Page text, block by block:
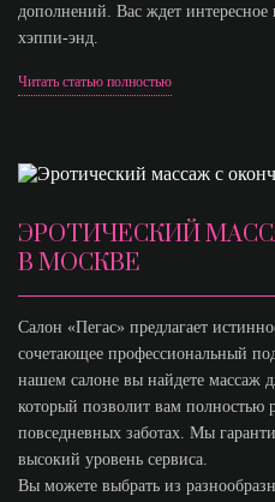
дополнений. Вас ждет
хэппи-энд.
Читать статью полностью
ЭРОТИЧЕСКИЙ
В МОСКВЕ
Салон «Пегас» предлагает
сочетающее профессиональный
нашем салоне вы найдете массаж
который позволит вам полностью
повседневных заботах. Мы
высокий уровень сервиса.
Вы можете выбрать из